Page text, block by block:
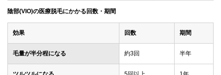
陰部(VIO)の医療脱毛にかかる回数・期間
効果 回数 期間
毛量が半分程になる 約3回 半年